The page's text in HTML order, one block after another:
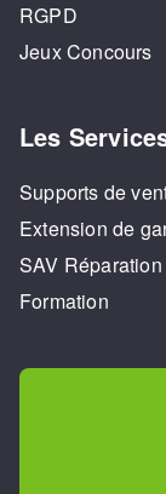
RGPD
Jeux Concours
Les
Supports de
Extension de
SAV Réparation
Formation